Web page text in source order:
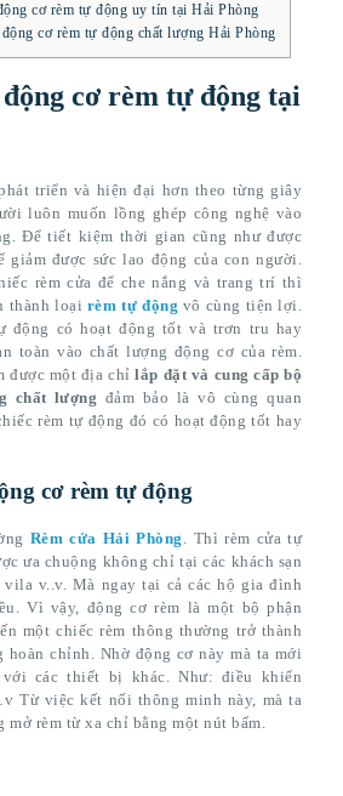
cơ rèm tự động uy tín tại Hải Phòng
cơ rèm tự động chất lượng Hải Phòng
cơ rèm tự động tại
triển và hiện đại hơn theo từng giây
luôn muốn lồng ghép công nghệ vào
Để tiết kiệm thời gian cũng như được
giảm được sức lao động của con người.
rèm cửa để che nắng và trang trí thì
thành loại rèm tự động vô cùng tiện lợi.
động có hoạt động tốt và trơn tru hay
toàn vào chất lượng động cơ của rèm.
được một địa chỉlắp đặt và cung cấp bộ
chất lượng đảm bảo là vô cùng quan
rèm tự động đó có hoạt động tốt hay
cơ rèm tự động
Rèm cửa Hải Phòng . Thì rèm cửa tự
ưa chuộng không chỉ tại các khách sạn
vila v..v. Mà ngay tại cả các hộ gia đình
Vì vậy, động cơ rèm là một bộ phận
một chiếc rèm thông thường trở thành
hoàn chỉnh. Nhờ động cơ này mà ta mới
các thiết bị khác. Như: điều khiển
Từ việc kết nối thông minh này, mà ta
mở rèm từ xa chỉ bằng một nút bấm.